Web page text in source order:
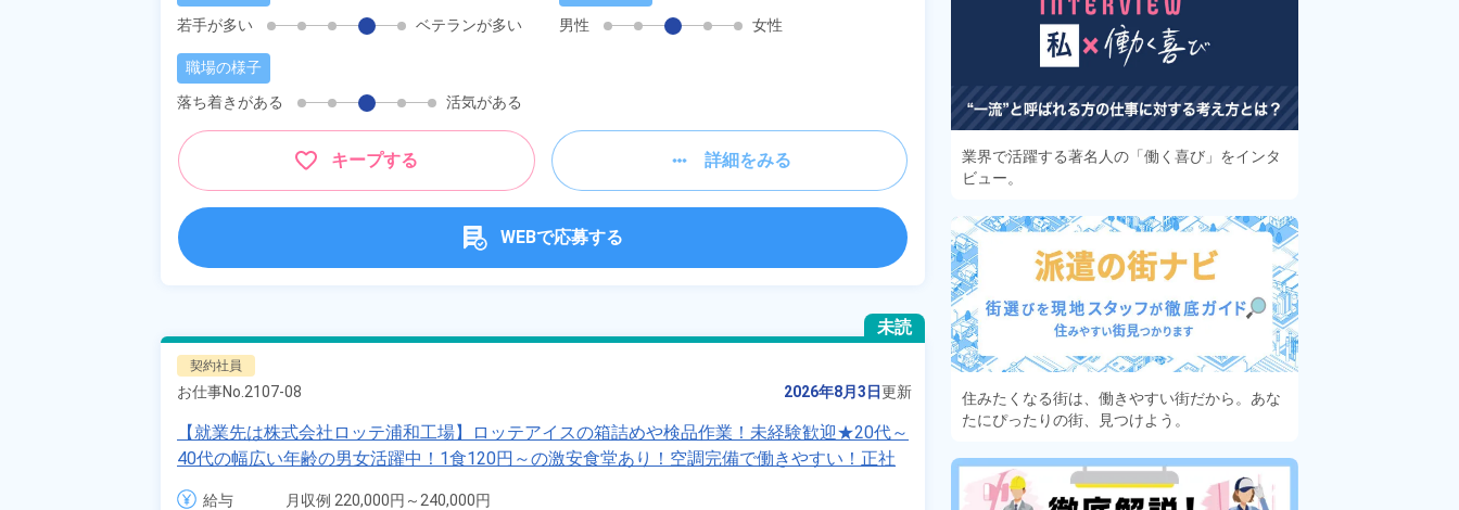
若手が多い
ベテランが多い
男性
女性
職場の様子
落ち着きがある
活気がある
キープする 詳細をみる
WEBで応募する
未読
契約社員
お仕事No. 2107-08 2026年8月3日更新
【就業先は株式会社ロッテ浦和工場】ロッテアイスの箱詰めや検品作業！未経験歓迎★20代～
40代の幅広い年齢の男女活躍中！1食120円～の激安食堂あり！空調完備で働きやすい！正社
員登用のチャンスあり♪《埼玉県さいたま市南区》
給与
月収例 220,000円～240,000円
業界で活躍する著名人の「働く喜び」をインタ
ビュー。
住みたくなる街は、働きやすい街だから。あな
たにぴったりの街、見つけよう。